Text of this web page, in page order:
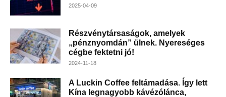
2025-04-09
Részvénytársaságok, amelyek
„pénznyomdán” ülnek. Nyereséges
cégbe fektetni jó!
2024-11-18
A Luckin Coffee feltámadása. Így lett
Kína legnagyobb kávézólánca,